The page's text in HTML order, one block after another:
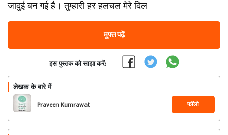
जादुई बन गई है। तुम्हारी हर हलचल मेरे दिल
मुफ्त पढ़ें
इस पुस्तक को साझा करें:
लेखक के बारे में
Praveen Kumrawat फॉलो